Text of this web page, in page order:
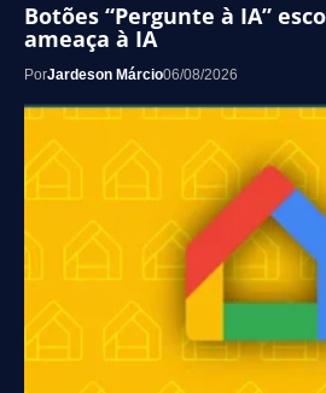
Botões “Pergunte à IA”
ameaça à IA
PorJardeson Márcio06/08/2026